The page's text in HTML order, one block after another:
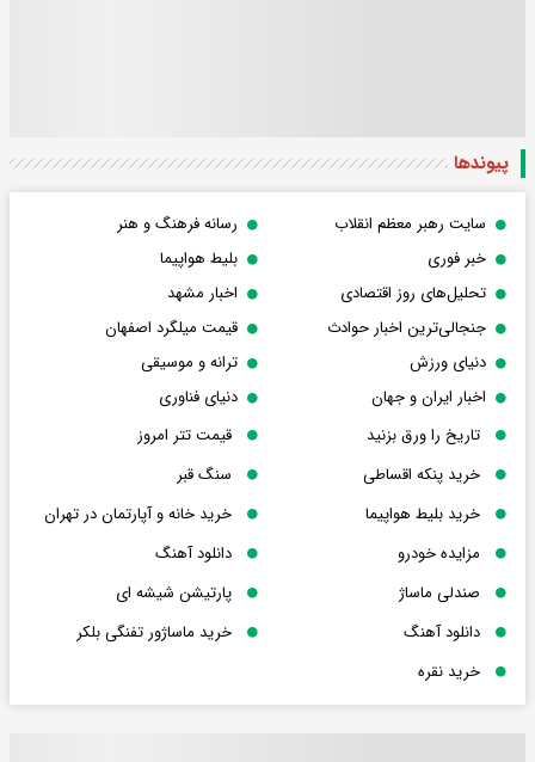
پیوندها
سایت رهبر معظم انقلاب
رسانه فرهنگ و هنر
خبر فوری
بلیط هواپیما
تحلیل‌های روز اقتصادی
اخبار مشهد
جنجالی‌ترین اخبار حوادث
قیمت میلگرد اصفهان
دنیای ورزش
ترانه و موسیقی
اخبار ایران و جهان
دنیای فناوری
تاریخ را ورق بزنید
قیمت تتر امروز
خرید پنکه اقساطی
سنگ قبر
خرید بلیط هواپیما
خرید خانه و آپارتمان در تهران
مزایده خودرو
دانلود آهنگ
صندلی ماساژ
پارتیشن شیشه ای
دانلود آهنگ
خرید ماساژور تفنگی بلکر
خرید نقره